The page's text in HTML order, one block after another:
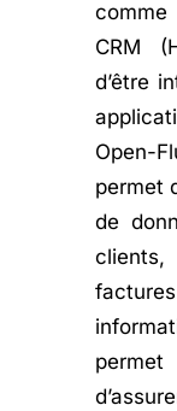
CRM
d’être
Open-
permet
de